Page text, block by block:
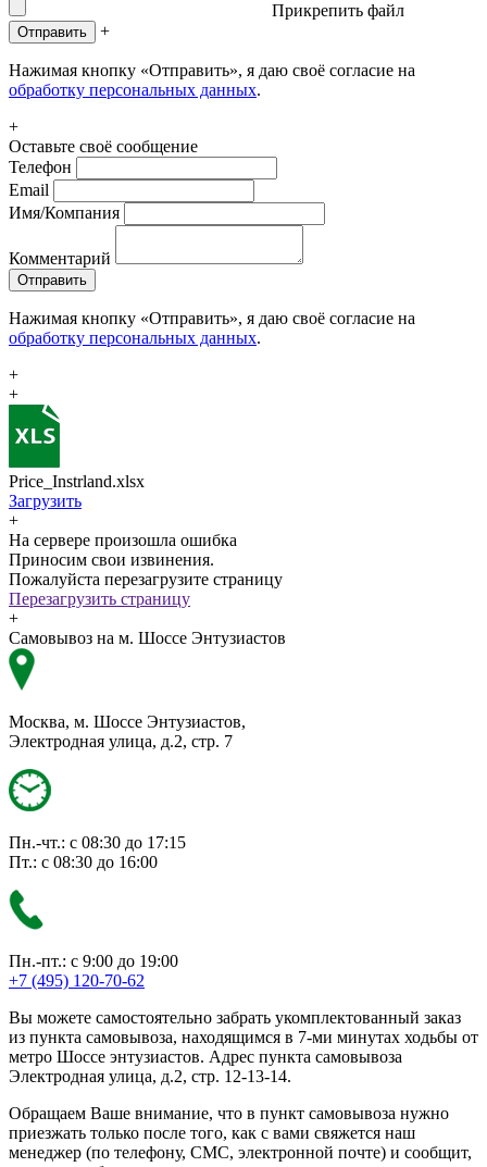
Прикрепить файл
Отправить +
Нажимая кнопку «Отправить», я даю своё согласие на
обработку персональных данных.
+
Оставьте своё сообщение
Телефон
Email
Имя/Компания
Комментарий
Отправить
Нажимая кнопку «Отправить», я даю своё согласие на
обработку персональных данных.
+
+
Price_Instrland.xlsx
Загрузить
+
На сервере произошла ошибка
Приносим свои извинения.
Пожалуйста перезагрузите страницу
Перезагрузить страницу
+
Самовывоз на м. Шоссе Энтузиастов
Москва, м. Шоссе Энтузиастов,
Электродная улица, д.2, стр. 7
Пн.-чт.: с 08:30 до 17:15
Пт.: с 08:30 до 16:00
Пн.-пт.: с 9:00 до 19:00
+7 (495) 120-70-62
Вы можете самостоятельно забрать укомплектованный заказ
из пункта самовывоза, находящимся в 7-ми минутах ходьбы от
метро Шоссе энтузиастов. Адрес пункта самовывоза
Электродная улица, д.2, стр. 12-13-14.
Обращаем Ваше внимание, что в пункт самовывоза нужно
приезжать только после того, как с вами свяжется наш
менеджер (по телефону, СМС, электронной почте) и сообщит,